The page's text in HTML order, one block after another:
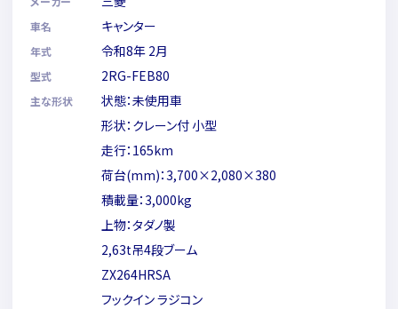
車名 キャンター
年式 令和8年 2月
型式 2RG-FEB80
主な形状
状態：未使用車
形状：クレーン付 小型
走行：165km
荷台(mm)：3,700×2,080×380
積載量：3,000kg
上物：タダノ製
2,63t吊4段ブーム
ZX264HRSA
フックイン ラジコン